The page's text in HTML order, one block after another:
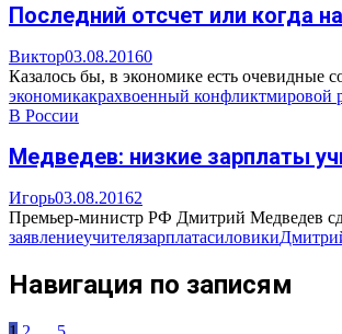
Последний отсчет или когда
Виктор03.08.20160
Казалось бы, в экономике есть очевидные
экономикакрахвоенный конфликтмировой
В России
Медведев: низкие зарплаты
Игорь03.08.20162
Премьер-министр РФ Дмитрий Медведев
заявлениеучителязарплатасиловики
Навигация по записям